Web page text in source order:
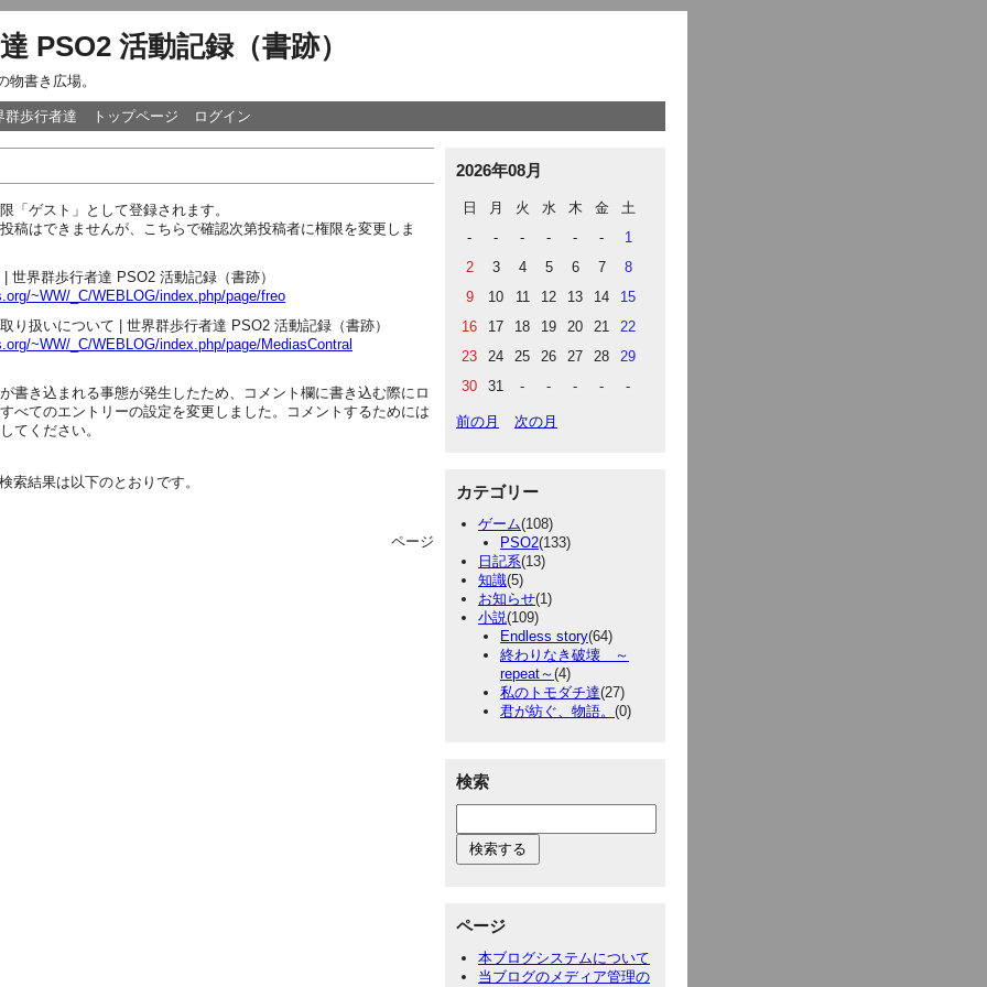
PSO2 活動記録（書跡）
物書き広場。
群歩行者達 トップページ ログイン
「ゲスト」として登録されます。
稿はできませんが、こちらで確認次第投稿者に権限を変更しま
世界群歩行者達 PSO2 活動記録（書跡）
~WW/_C/WEBLOG/index.php/page/freo
り扱いについて | 世界群歩行者達 PSO2 活動記録（書跡）
~WW/_C/WEBLOG/index.php/page/MediasContral
書き込まれる事態が発生したため、コメント欄に書き込む際にロ
べてのエントリーの設定を変更しました。コメントするためには
てください。
索結果は以下のとおりです。
ページ
2026年08月
日 月 火 水 木 金
土
-
- - - - -
1
2
3 4 5 6 7
8
9
10 11 12 13 14
15
16
17 18 19 20 21
22
23
24 25 26 27 28
29
30
31 - - - - -
前の月 次の月
カテゴリー
ゲーム(108)
PSO2(133)
日記系(13)
知識(5)
お知らせ(1)
小説(109)
Endless story(64)
終わりなき破壊 ～
repeat～(4)
私のトモダチ達(27)
君が紡ぐ、物語。 (0)
検索
ページ
本ブログシステムについて
当ブログのメディア管理の